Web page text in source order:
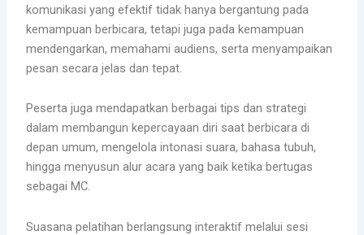
komunikasi yang efektif tidak hanya bergantung pada
kemampuan berbicara, tetapi juga pada kemampuan
mendengarkan, memahami audiens, serta menyampaikan
pesan secara jelas dan tepat.
Peserta juga mendapatkan berbagai tips dan strategi
dalam membangun kepercayaan diri saat berbicara di
depan umum, mengelola intonasi suara, bahasa tubuh,
hingga menyusun alur acara yang baik ketika bertugas
sebagai MC.
Suasana pelatihan berlangsung interaktif melalui sesi